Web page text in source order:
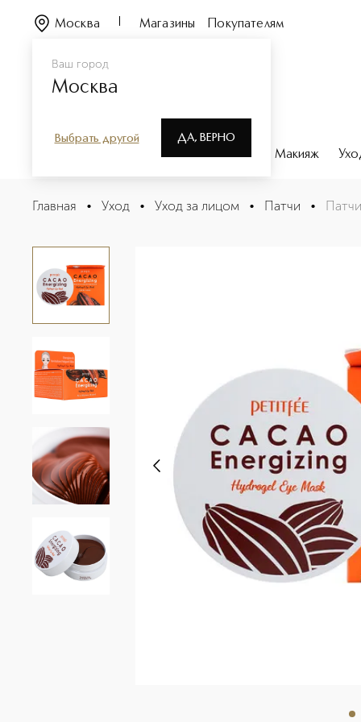
Ваш город
Москва
Выбрать другой ДА, ВЕРНО
Москва Магазины Покупателям
Парфюмерия Макияж
Патчи гидрогелевые разглаживающие Экстракт какао
Главная • Уход • Уход за лицом • Патчи •